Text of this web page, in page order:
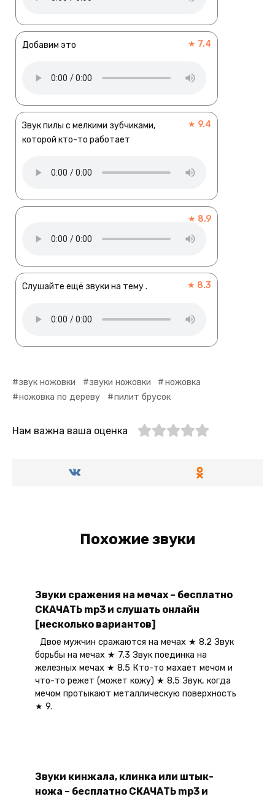
Добавим это ★ 7.4
Звук пилы с мелкими зубчиками,
которой кто-то работает
★ 9.4
★ 8.9
Слушайте ещё звуки на тему . ★ 8.3
звук ножовки звуки ножовки
ножовка
ножовка по дереву
пилит брусок
Нам важна ваша оценка
Похожие звуки
Звуки сражения на мечах – бесплатно
СКАЧАТЬ mp3 и слушать онлайн
[несколько вариантов]
Двое мужчин сражаются на мечах ★ 8.2 Звук
борьбы на мечах ★ 7.3 Звук поединка на
железных мечах ★ 8.5 Кто-то махает мечом и
что-то режет (может кожу) ★ 8.5 Звук, когда
мечом протыкают металлическую поверхность
★ 9.
Звуки кинжала, клинка или штык-
ножа – бесплатно СКАЧАТЬ mp3 и